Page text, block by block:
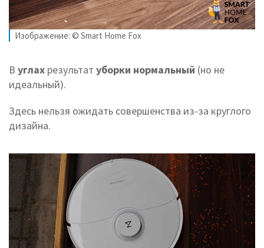
Изображение: © Smart Home Fox
В углах результат уборки нормальный (но не
идеальный).
Здесь нельзя ожидать совершенства из-за круглого
дизайна.